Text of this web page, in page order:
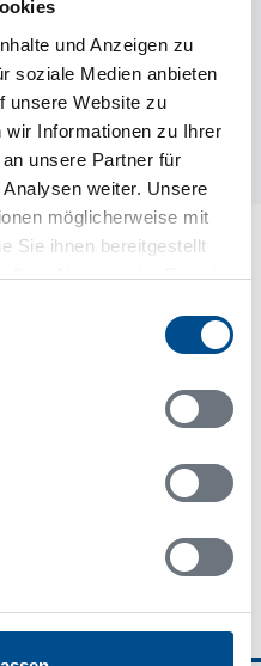
und Anzeigen zu
soziale Medien anbieten
unsere Website zu
wir Informationen zu Ihrer
unsere Partner für
weiter. Unsere
möglicherweise mit
Sie ihnen bereitgestellt
Ihrer Nutzung der Dienste
novs51111
Tage die Woche